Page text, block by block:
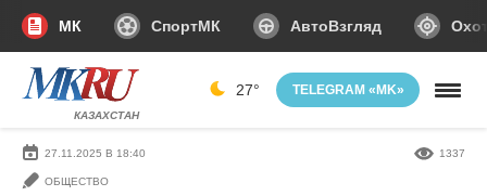
МК СпортМК АвтоВзгляд
КАЗАХСТАН
27° TELEGRAM «MK»
27.11.2025 В 18:40
ОБЩЕСТВО
1337